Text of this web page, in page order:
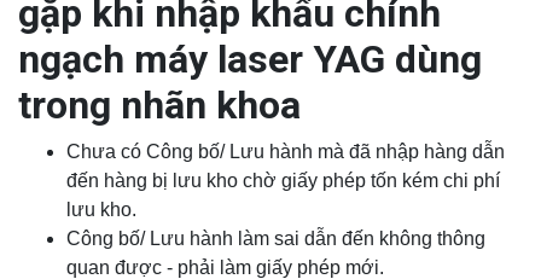
gặp khi nhập khẩu chính
ngạch máy laser YAG dùng
trong nhãn khoa
Chưa có Công bố/ Lưu hành mà đã nhập hàng dẫn
đến hàng bị lưu kho chờ giấy phép tốn kém chi phí
lưu kho.
Công bố/ Lưu hành làm sai dẫn đến không thông
quan được - phải làm giấy phép mới.